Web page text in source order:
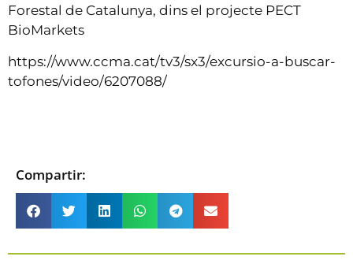
Forestal de Catalunya, dins el projecte PECT
BioMarkets
https://www.ccma.cat/tv3/sx3/excursio-a-buscar-
tofones/video/6207088/
Compartir: